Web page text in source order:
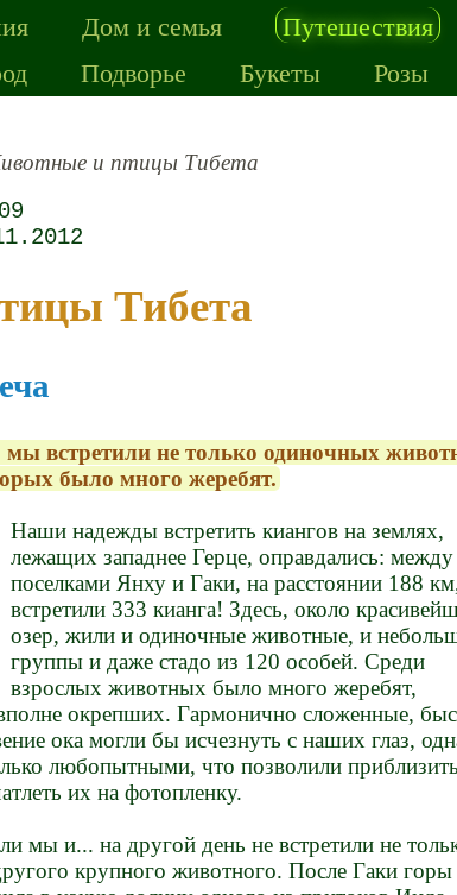
Дом и семья Путешествия
Подворье Букеты Розы
и птицы Тибета
Тибета
встретили не только одиночных
было много жеребят.
Наши надежды встретить киангов на землях,
лежащих западнее Герце, оправдались: между
поселками Янху и Гаки, на расстоянии 188
встретили 333 кианга! Здесь, около
озер, жили и одиночные животные, и
группы и даже стадо из 120 особей. Среди
взрослых животных было много жеребят,
окрепших. Гармонично сложенные,
ока могли бы исчезнуть с наших глаз,
любопытными, что позволили
их на фотопленку.
мы и... на другой день не встретили не
крупного животного. После Гаки горы